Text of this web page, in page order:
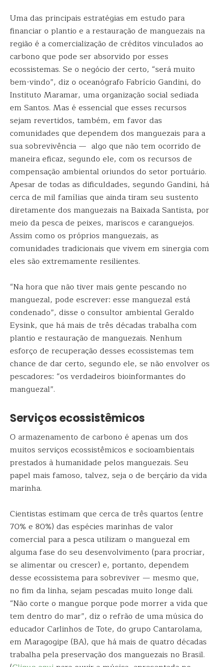
Uma das principais estratégias em estudo para
financiar o plantio e a restauração de manguezais na
região é a comercialização de créditos vinculados ao
carbono que pode ser absorvido por esses
ecossistemas. Se o negócio der certo, “será muito
bem-vindo”, diz o oceanógrafo Fabrício Gandini, do
Instituto Maramar, uma organização social sediada
em Santos. Mas é essencial que esses recursos
sejam revertidos, também, em favor das
comunidades que dependem dos manguezais para a
sua sobrevivência — algo que não tem ocorrido de
maneira eficaz, segundo ele, com os recursos de
compensação ambiental oriundos do setor portuário.
Apesar de todas as dificuldades, segundo Gandini, há
cerca de mil famílias que ainda tiram seu sustento
diretamente dos manguezais na Baixada Santista, por
meio da pesca de peixes, mariscos e caranguejos.
Assim como os próprios manguezais, as
comunidades tradicionais que vivem em sinergia com
eles são extremamente resilientes.
“Na hora que não tiver mais gente pescando no
manguezal, pode escrever: esse manguezal está
condenado”, disse o consultor ambiental Geraldo
Eysink, que há mais de três décadas trabalha com
plantio e restauração de manguezais. Nenhum
esforço de recuperação desses ecossistemas tem
chance de dar certo, segundo ele, se não envolver os
pescadores: “os verdadeiros bioinformantes do
manguezal”.
Serviços ecossistêmicos
O armazenamento de carbono é apenas um dos
muitos serviços ecossistêmicos e socioambientais
prestados à humanidade pelos manguezais. Seu
papel mais famoso, talvez, seja o de berçário da vida
marinha.
Cientistas estimam que cerca de três quartos (entre
70% e 80%) das espécies marinhas de valor
comercial para a pesca utilizam o manguezal em
alguma fase do seu desenvolvimento (para procriar,
se alimentar ou crescer) e, portanto, dependem
desse ecossistema para sobreviver — mesmo que,
no fim da linha, sejam pescadas muito longe dali.
“Não corte o mangue porque pode morrer a vida que
tem dentro do mar”, diz o refrão de uma música do
educador Carlinhos de Tote, do grupo Cantarolama,
em Maragogipe (BA), que há mais de quatro décadas
trabalha pela preservação dos manguezais no Brasil.